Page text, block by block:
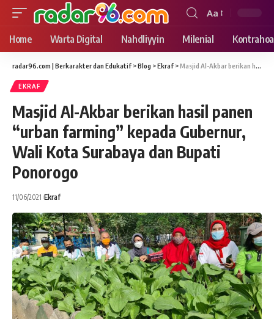
Font
Resizer
Aa
Home Warta Digital Nahdliyyin Milenial
radar96.com | Berkarakter dan Edukatif >Blog >Ekraf >Masjid Al-Akbar berikan hasil panen “urban farming” kepada Gubernur, Wali Kota Surabaya dan Bupati Ponorogo
EKRAF
Masjid Al-Akbar berikan hasil panen
“urban farming” kepada Gubernur,
Wali Kota Surabaya dan Bupati
Ponorogo
11/06/2021 Ekraf